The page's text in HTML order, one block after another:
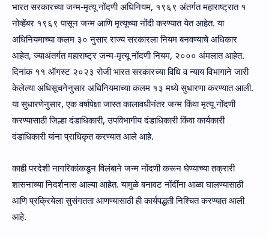
भारत सरकारच्याजन्म-मृत्यू नोंदणी अधिनियम, १९६९ अंतर्गत महाराष्ट्रात १
नोव्हेंबर १९६९ पासून जन्म आणि मृत्यूच्या नोंदी करण्यात येत आहेत. या
अधिनियमाच्या कलम ३० नुसार राज्य सरकारला नियम बनवण्याचे अधिकार
आहेत, ज्याअंतर्गतमहाराष्ट्र जन्म-मृत्यू नोंदणी नियम, २००० अंमलात आहेत.
दिनांक ११ ऑगस्ट २०२३ रोजी भारत सरकारच्या विधि व न्याय विभागाने जारी
केलेल्या अधिसूचनेनुसार अधिनियमाच्या कलम १३ मध्ये सुधारणा करण्यात आली.
या सुधारणेनुसार, एक वर्षापेक्षा जास्त कालावधीनंतर जन्म किंवा मृत्यू नोंदणी
करण्यासाठी जिल्हा दंडाधिकारी, उपविभागीय दंडाधिकारी किंवा कार्यकारी
दंडाधिकारी यांना प्राधिकृत करण्यात आले आहे.
काही परदेशी नागरिकांकडून विलंबाने जन्म नोंदणी करून घेण्याच्या तक्रारी
शासनाच्या निदर्शनास आल्या आहेत. यामुळे बनावट नोंदींना आळा घालण्यासाठी
आणि प्रक्रियेला सुसंगतता आणण्यासाठी ही कार्यपद्धती निश्चित करण्यात आली
आहे.